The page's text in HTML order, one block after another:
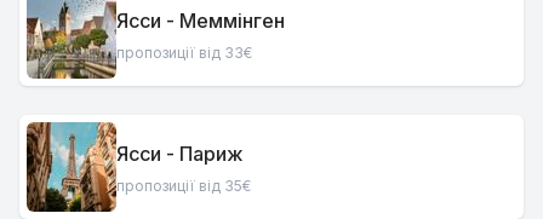
Ясси - Меммінген
пропозиції від 33€
Ясси - Париж
пропозиції від 35€